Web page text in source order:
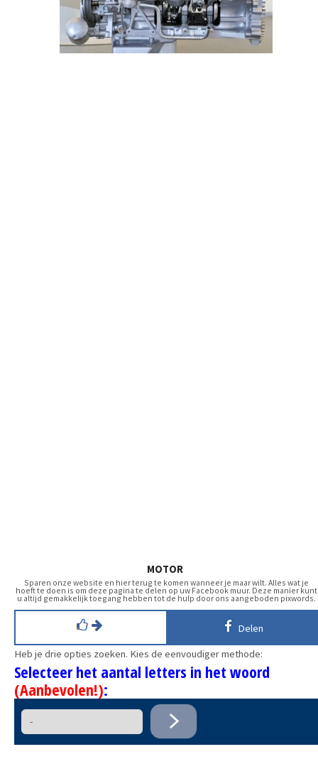
MOTOR
Sparen onze website en hier terug te komen wanneer je maar wilt. Alles wat je
hoeft te doen is om deze pagina te delen op uw Facebook muur. Deze manier kunt
u altijd gemakkelijk toegang hebben tot de hulp door ons aangeboden pixwords.
Delen
Heb je drie opties zoeken. Kies de eenvoudiger methode:
Selecteer het aantal letters in het woord
(Aanbevolen!):